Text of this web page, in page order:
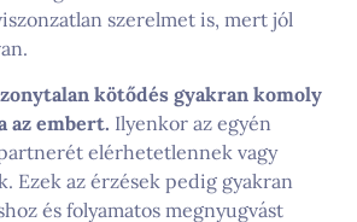
szerelmet is, mert jól
kötődés gyakran komoly
az embert. Ilyenkor az egyén
elérhetetlennek vagy
Ezek az érzések pedig gyakran
és folyamatos megnyugvást